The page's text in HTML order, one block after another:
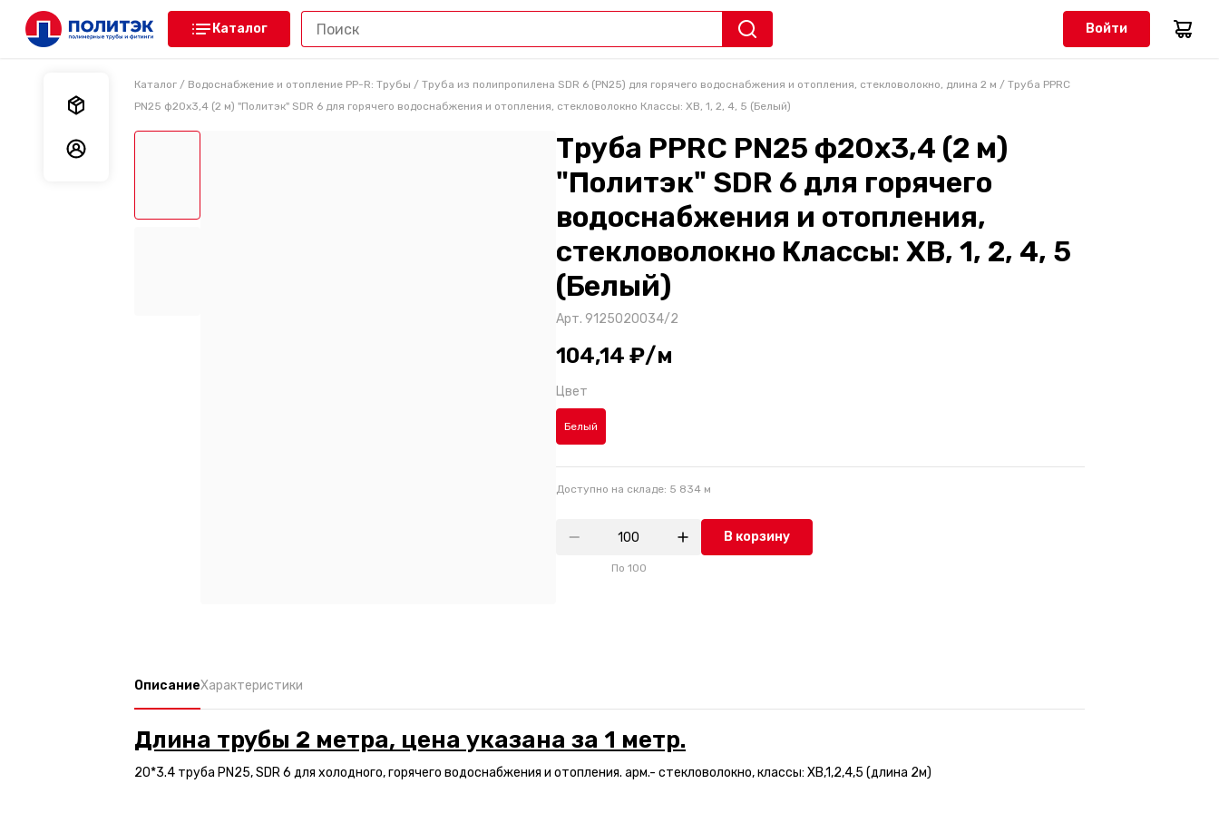
Каталог Войти
Мои заказы
Каталог / Водоснабжение и отопление PP-R: Трубы / Труба из полипропилена SDR 6 (PN25) для горячего водоснабжения и отопления, стекловолокно, длина 2 м / Труба PPRC
PN25 ф20х3,4 (2 м) "Политэк" SDR 6 для горячего водоснабжения и отопления, стекловолокно Классы: ХВ, 1, 2, 4, 5 (Белый)
Труба PPRC PN25 ф20х3,4 (2 м)
"Политэк" SDR 6 для горячего
водоснабжения и отопления,
стекловолокно Классы: ХВ, 1, 2, 4, 5
(Белый)
Арт. 9125020034/2
104,14 ₽/м
Цвет
Белый
Доступно на складе: 5 834 м
По 100
В корзину
ОписаниеХарактеристики
Длина трубы 2 метра, цена указана за 1 метр.
20*3.4 труба PN25, SDR 6 для холодного, горячего водоснабжения и отопления. арм.- стекловолокно, классы: ХВ,1,2,4,5 (длина 2м)